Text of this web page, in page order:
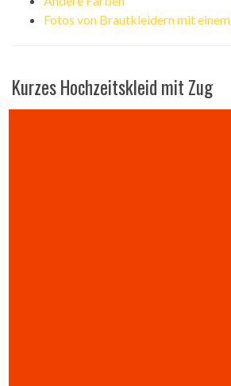
Fotos von Brautkleidern mit
Kurzes Hochzeitskleid mit Zug